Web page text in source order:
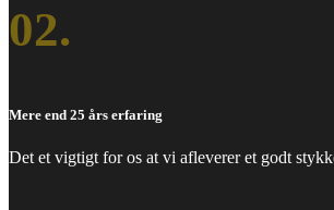
02.
Mere end 25 års erfaring
Det et vigtigt for os at vi afleverer et godt